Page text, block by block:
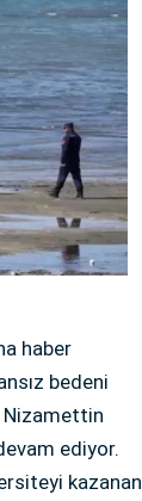
haber
bedeni
Nizamettin
ediyor.
kazanan